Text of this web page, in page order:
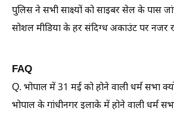
पुलिस ने सभी साक्ष्यों को साइबर सेल के पास
सोशल मीडिया के हर संदिग्ध अकाउंट पर नजर
FAQ
Q. भोपाल में 31 मई को होने वाली धर्म सभा
भोपाल के गांधीनगर इलाके में होने वाली धर्म